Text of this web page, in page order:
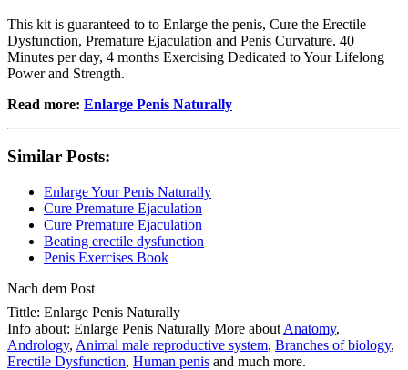
This kit is guaranteed to to Enlarge the penis, Cure the Erectile
Dysfunction, Premature Ejaculation and Penis Curvature. 40
Minutes per day, 4 months Exercising Dedicated to Your Lifelong
Power and Strength.
Read more: Enlarge Penis Naturally
Similar Posts:
Enlarge Your Penis Naturally
Cure Premature Ejaculation
Cure Premature Ejaculation
Beating erectile dysfunction
Penis Exercises Book
Nach dem Post
Tittle: Enlarge Penis Naturally
Info about: Enlarge Penis Naturally More about Anatomy,
Andrology, Animal male reproductive system, Branches of biology,
Erectile Dysfunction, Human penis and much more.